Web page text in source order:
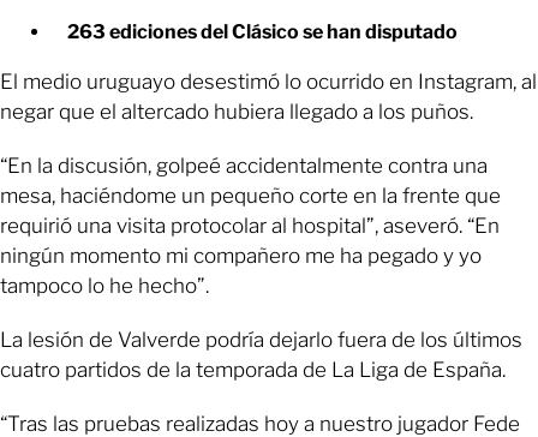
263 ediciones del Clásico se han disputado
El medio uruguayo desestimó lo ocurrido en Instagram, al
negar que el altercado hubiera llegado a los puños.
“En la discusión, golpeé accidentalmente contra una
mesa, haciéndome un pequeño corte en la frente que
requirió una visita protocolar al hospital”, aseveró. “En
ningún momento mi compañero me ha pegado y yo
tampoco lo he hecho”.
La lesión de Valverde podría dejarlo fuera de los últimos
cuatro partidos de la temporada de La Liga de España.
“Tras las pruebas realizadas hoy a nuestro jugador Fede